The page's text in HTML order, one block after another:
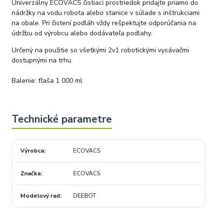
Univerzálny ECOVACS čistiaci prostriedok pridajte priamo do
nádržky na vodu robota alebo stanice v súlade s inštrukciami
na obale. Pri čistení podláh vždy rešpektujte odporúčania na
údržbu od výrobcu alebo dodávateľa podlahy.
Určený na použitie so všetkými 2v1 robotickými vysávačmi
dostupnými na trhu.
Balenie: fľaša 1 000 ml
Výrobca ECOVACS
Značka ECOVACS
Modelový rad DEEBOT